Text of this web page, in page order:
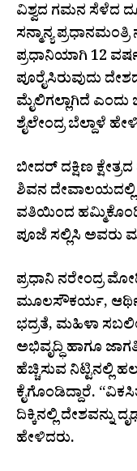
ವಿಶ್ವದ ಗಮನ ಸೆಳೆದ
ಸನ್ಮಾನ್ಯ
ಪ್ರಧಾನಿಯಾಗಿ 12
ಪೂರೈಸಿರುವುದು
ಮೈಲಿಗಲ್ಲಾಗಿದೆ ಎಂದು
ಶೈಲೇಂದ್ರ ಬೆಲ್ದಾಳೆ
ಬೀದರ್ ದಕ್ಷಿಣ
ಶಿವನ
ವತಿಯಿಂದ
ಪೂಜೆ ಸಲ್ಲಿಸಿ ಅವರು
ಪ್ರಧಾನಿ ನರೇಂದ್ರ
ಮೂಲಸೌಕರ್ಯ,
ಭದ್ರತೆ, ಮಹಿಳಾ
ಅಭಿವೃದ್ಧಿ ಹಾಗೂ
ಹೆಚ್ಚಿಸುವ ನಿಟ್ಟಿನಲ್ಲಿ
ಕೈಗೊಂಡಿದ್ದಾರೆ.
ದಿಕ್ಕಿನಲ್ಲಿ ದೇಶವನ್ನು
ಹೇಳಿದರು.